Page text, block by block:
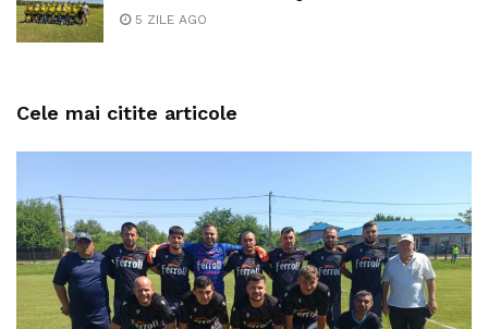
5 ZILE AGO
Cele mai citite articole